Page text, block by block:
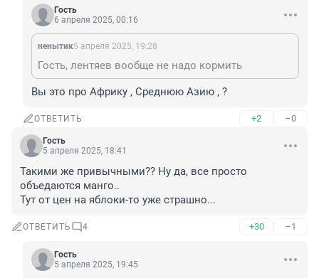
Гость
6 апреля 2025, 00:16
ненытик5 апреля 2025, 19:28
Гость, лентяев вообще не надо кормить
Вы это про Африку , Среднюю Азию , ?
ОТВЕТИТЬ +2 –0
Гость
5 апреля 2025, 18:41
Такими же привычными?? Ну да, все просто
объедаются манго..
Тут от цен на яблоки-то уже страшно...
ОТВЕТИТЬ 4 +30 –1
Гость
5 апреля 2025, 19:45